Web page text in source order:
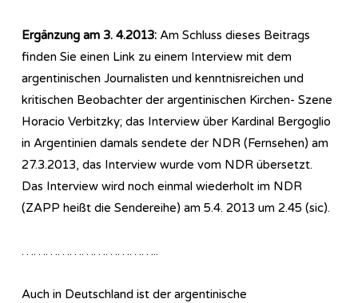
Ergänzung am 3. 4.2013: Am Schluss dieses Beitrags
finden Sie einen Link zu einem Interview mit dem
argentinischen Journalisten und kenntnisreichen und
kritischen Beobachter der argentinischen Kirchen- Szene
Horacio Verbitzky; das Interview über Kardinal Bergoglio
in Argentinien damals sendete der NDR (Fernsehen) am
27.3.2013, das Interview wurde vom NDR übersetzt.
Das Interview wird noch einmal wiederholt im NDR
(ZAPP heißt die Sendereihe) am 5.4. 2013 um 2.45 (sic).
……………………………..
Auch in Deutschland ist der argentinische